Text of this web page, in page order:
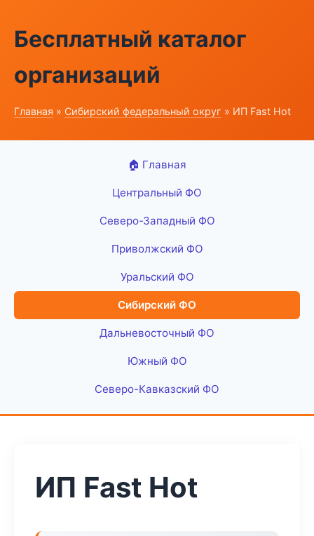
Бесплатный каталог
организаций
Главная » Сибирский федеральный округ » ИП Fast Hot
🏠 Главная
Центральный ФО
Северо-Западный ФО
Приволжский ФО
Уральский ФО
Сибирский ФО
Дальневосточный ФО
Южный ФО
Северо-Кавказский ФО
ИП Fast Hot